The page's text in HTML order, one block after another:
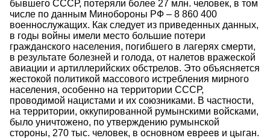
бывшего СССР, потеряли более 27 млн. человек, в том
числе по данным Минобороны РФ – 8 860 400
военнослужащих. Как следует из приведенных данных,
в годы войны имели место большие потери
гражданского населения, погибшего в лагерях смерти,
в результате болезней и голода, от налетов вражеской
авиации и артиллерийских обстрелов. Это объясняется
жестокой политикой массового истребления мирного
населения, особенно на территории СССР,
проводимой нацистами и их союзниками. В частности,
на территории, оккупированной румынскими войсками,
было уничтожено, по утверждению румынской
стороны, 270 тыс. человек, в основном евреев и цыган.